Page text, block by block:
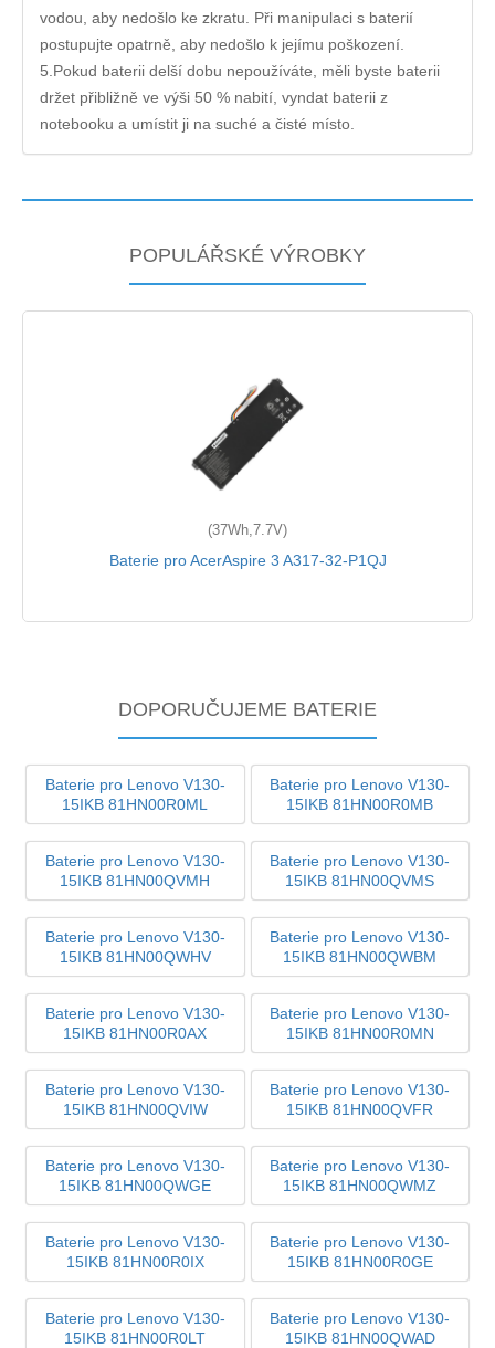
vodou, aby nedošlo ke zkratu. Při manipulaci s baterií
postupujte opatrně, aby nedošlo k jejímu poškození.
5.Pokud baterii delší dobu nepoužíváte, měli byste baterii
držet přibližně ve výši 50 % nabití, vyndat baterii z
notebooku a umístit ji na suché a čisté místo.
POPULÁŘSKÉ VÝROBKY
(37Wh,7.7V)
Baterie pro AcerAspire 3 A317-32-P1QJ
DOPORUČUJEME BATERIE
Baterie pro Lenovo V130-
15IKB 81HN00R0ML
Baterie pro Lenovo V130-
15IKB 81HN00R0MB
Baterie pro Lenovo V130-
15IKB 81HN00QVMH
Baterie pro Lenovo V130-
15IKB 81HN00QVMS
Baterie pro Lenovo V130-
15IKB 81HN00QWHV
Baterie pro Lenovo V130-
15IKB 81HN00QWBM
Baterie pro Lenovo V130-
15IKB 81HN00R0AX
Baterie pro Lenovo V130-
15IKB 81HN00R0MN
Baterie pro Lenovo V130-
15IKB 81HN00QVIW
Baterie pro Lenovo V130-
15IKB 81HN00QVFR
Baterie pro Lenovo V130-
15IKB 81HN00QWGE
Baterie pro Lenovo V130-
15IKB 81HN00QWMZ
Baterie pro Lenovo V130-
15IKB 81HN00R0IX
Baterie pro Lenovo V130-
15IKB 81HN00R0GE
Baterie pro Lenovo V130-
15IKB 81HN00R0LT
Baterie pro Lenovo V130-
15IKB 81HN00QWAD